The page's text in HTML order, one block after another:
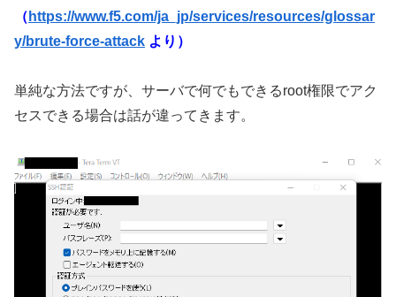
（ https://www.f5.com/ja_jp/services/resources/glossar
y/brute-force-attack より）
単純な方法ですが、サーバで何でもできるroot権限でアク
セスできる場合は話が違ってきます。